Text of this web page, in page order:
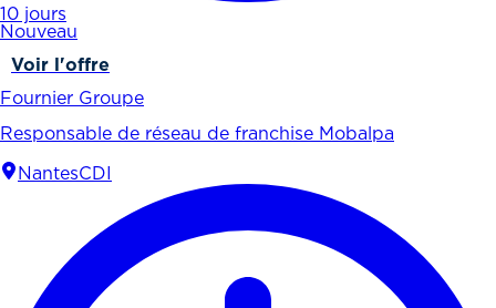
10 jours
Nouveau
Voir l'offre
Fournier Groupe
Responsable de réseau de franchise Mobalpa
NantesCDI